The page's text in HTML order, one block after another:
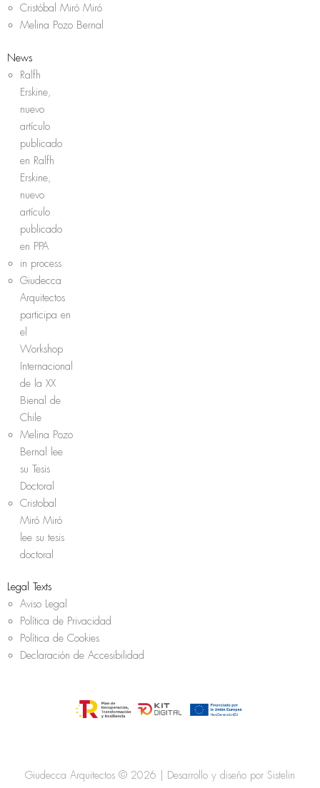
Cristóbal Miró Miró
Melina Pozo Bernal
News
Ralfh
Erskine,
nuevo
artículo
publicado
en Ralfh
Erskine,
nuevo
artículo
publicado
en PPA
in process
Giudecca
Arquitectos
participa en
el
Workshop
Internacional
de la XX
Bienal de
Chile
Melina Pozo
Bernal lee
su Tesis
Doctoral
Cristobal
Miró Miró
lee su tesis
doctoral
Legal Texts
Aviso Legal
Política de Privacidad
Política de Cookies
Declaración de Accesibilidad
Giudecca Arquitectos © 2026 | Desarrollo y diseño por Sistelin